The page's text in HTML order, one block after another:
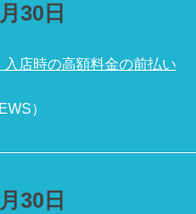
30日
店時の高額料金の前払い
）
30日